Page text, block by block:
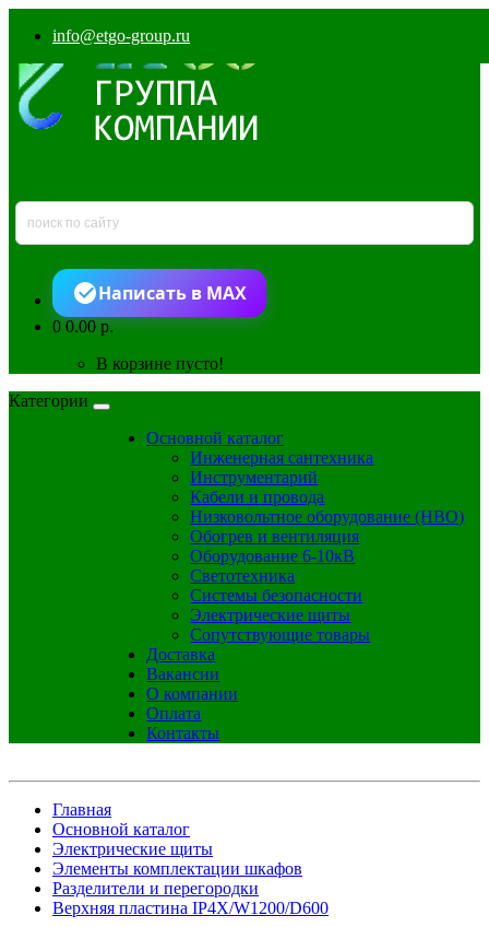
info@etgo-group.ru
Написать в MAX
00.00 р.
В корзине пусто!
Категории
Основной каталог
Инженерная сантехника
Инструментарий
Кабели и провода
Низковольтное оборудование (НВО)
Обогрев и вентиляция
Оборудование 6-10кВ
Светотехника
Системы безопасности
Электрические щиты
Сопутствующие товары
Доставка
Вакансии
О компании
Оплата
Контакты
Главная
Основной каталог
Электрические щиты
Элементы комплектации шкафов
Разделители и перегородки
Верхняя пластина IP4X/W1200/D600